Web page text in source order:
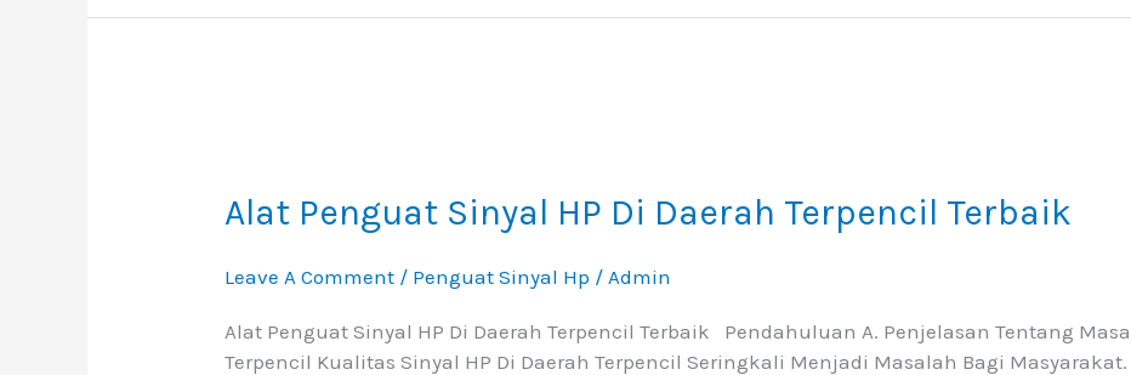
Alat Penguat Sinyal HP Di Daerah Terpencil Terbaik
Leave A Comment / Penguat Sinyal Hp /Admin
Alat Penguat Sinyal HP Di Daerah Terpencil Terbaik Pendahuluan A. Penjelasan Tentang
Terpencil Kualitas Sinyal HP Di Daerah Terpencil Seringkali Menjadi Masalah Bagi
Sinyal
HP
Terpencil
Terbaik